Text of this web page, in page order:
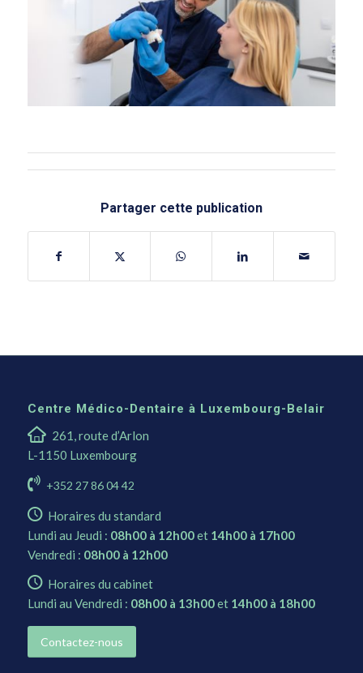
Partager cette publication
Centre Médico-Dentaire à Luxembourg-Belair
261, route d’Arlon
L-1150 Luxembourg
+352 27 86 04 42
Horaires du standard
Lundi au Jeudi : 08h00 à 12h00et 14h00 à 17h00
Vendredi : 08h00 à 12h00
Horaires du cabinet
Lundi au Vendredi : 08h00 à 13h00et 14h00 à 18h00
Contactez-nous